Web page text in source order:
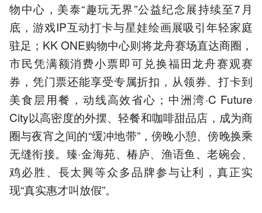
物中心，美泰“趣玩无界”公益纪念展持续至7月
底，游戏IP互动打卡与星娃绘画展吸引年轻家庭
驻足；KK ONE购物中心则将龙舟赛场直达商圈，
市民凭满额消费小票即可兑换福田龙舟赛观赛
券，凭门票还能享受专属折扣，从领券、打卡到
美食层用餐，动线高效省心；中洲湾·C Future
City以高密度的外摆、轻餐和咖啡甜品店，成为商
圈与夜宵之间的“缓冲地带”，傍晚小憩、傍晚换乘
无缝衔接。臻·金海苑、椿庐、渔语鱼、老碗会、
鸡必胜、長太興等众多品牌参与让利，真正实
现“真实惠才叫放假”。